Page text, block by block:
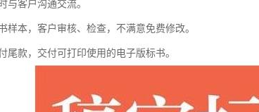
与客户沟通交流。
样本，客户审核、检查，不满意免费修改。
尾款，交付可打印使用的电子版标书。